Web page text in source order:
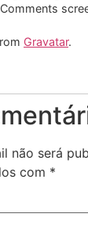
Gravatar.
não será
com *